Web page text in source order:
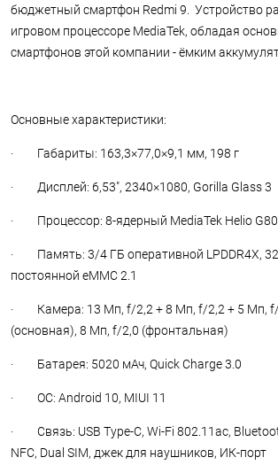
бюджетный смартфон Redmi 9. Устройство
игровом процессоре MediaTek, обладая
смартфонов этой компании - ёмким
Основные характеристики:
· Габариты: 163,3×77,0×9,1 мм, 198 г
· Дисплей: 6,53", 2340×1080, Gorilla Glass 3
· Процессор: 8-ядерный MediaTek Helio
· Память: 3/4 ГБ оперативной LPDDR4X,
постоянной eMMC 2.1
· Камера: 13 Мп, f/2,2 + 8 Мп, f/2,2 + 5 Мп,
(основная), 8 Мп, f/2,0 (фронтальная)
· Батарея: 5020 мАч, Quick Charge 3.0
· ОС: Android 10, MIUI 11
· Связь: USB Type-C, Wi-Fi 802.11ac,
NFC, Dual SIM, джек для наушников, ИК-порт